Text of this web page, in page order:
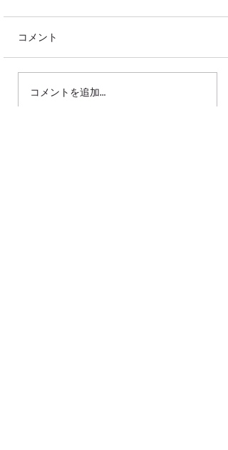
2022年鹿角採取ツアー開
コメント
コメントを追加…